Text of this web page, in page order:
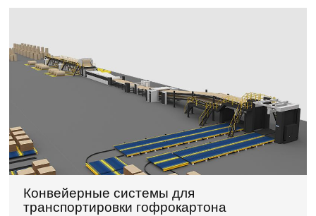
Конвейерные системы для
транспортировки гофрокартона